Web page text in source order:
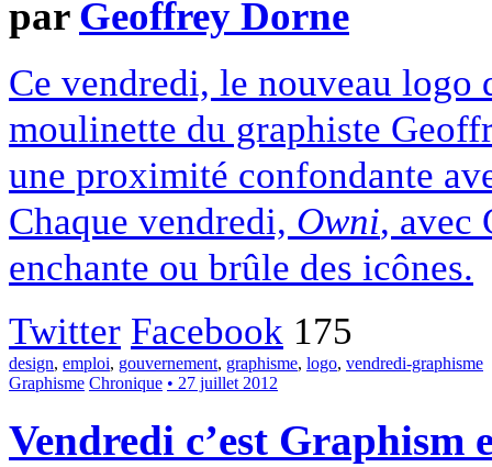
par Geoffrey Dorne
Ce vendredi, le nouveau logo
moulinette du graphiste
une proximité confondante
Chaque vendredi, Owni, avec
enchante ou brûle des icônes.
Twitter Facebook 175
design, emploi, gouvernement, graphisme, logo, vendredi-graphisme
Graphisme Chronique • 27 juillet 2012
Vendredi c’est Graphism